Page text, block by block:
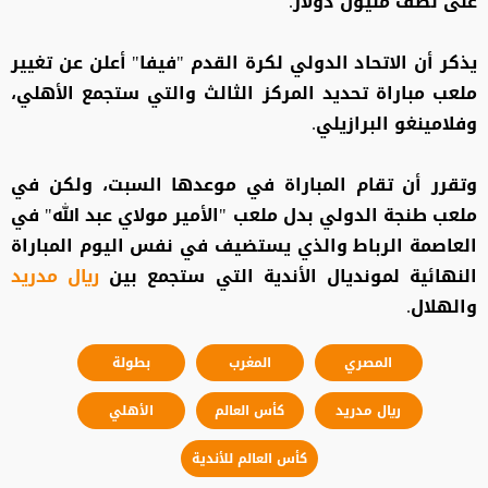
يذكر أن الاتحاد الدولي لكرة القدم "فيفا" أعلن عن تغيير
ملعب مباراة تحديد المركز الثالث والتي ستجمع الأهلي،
وفلامينغو البرازيلي.
وتقرر أن تقام المباراة في موعدها السبت، ولكن في
ملعب طنجة الدولي بدل ملعب "الأمير مولاي عبد الله" في
العاصمة الرباط والذي يستضيف في نفس اليوم المباراة
النهائية لمونديال الأندية التي ستجمع بين ريال مدريد
والهلال.
المصري المغرب
بطولة
ريال مدريد
كأس العالم
الأهلي
كأس العالم للأندية